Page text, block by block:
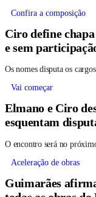
Confira a composição
Ciro define
e sem
Os nomes disputa os
Vai começar
Elmano e Ciro
esquentam
O encontro será no
Aceleração de obras
Guimarães